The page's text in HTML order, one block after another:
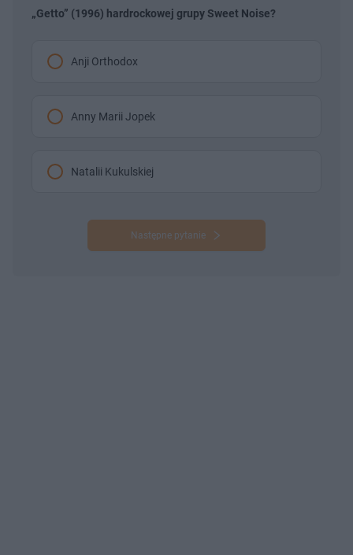
„Getto” (1996) hardrockowej grupy Sweet Noise?
Anji Orthodox
Anny Marii Jopek
Natalii Kukulskiej
Następne pytanie